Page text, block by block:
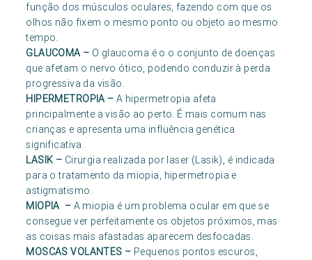
função dos músculos oculares, fazendo com que os
olhos não fixem o mesmo ponto ou objeto ao mesmo
tempo.
GLAUCOMA – O glaucoma é o o conjunto de doenças
que afetam o nervo ótico, podendo conduzir à perda
progressiva da visão.
HIPERMETROPIA –A hipermetropia afeta
principalmente a visão ao perto. É mais comum nas
crianças e apresenta uma influência genética
significativa.
LASIK – Cirurgia realizada por laser (Lasik), é indicada
para o tratamento da miopia, hipermetropia e
astigmatismo.
MIOPIA – A miopia é um problema ocular em que se
consegue ver perfeitamente os objetos próximos, mas
as coisas mais afastadas aparecem desfocadas.
MOSCAS VOLANTES – Pequenos pontos escuros,